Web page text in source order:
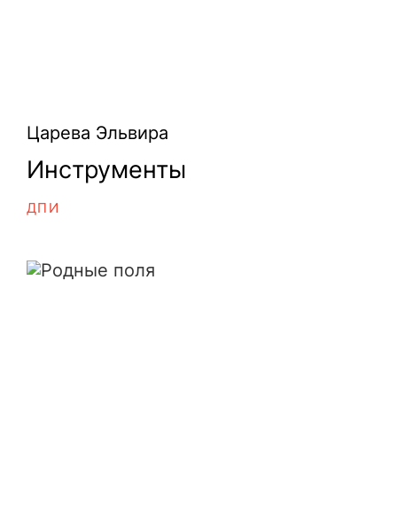
Царева Эльвира
Инструменты
ДПИ
Родные поля